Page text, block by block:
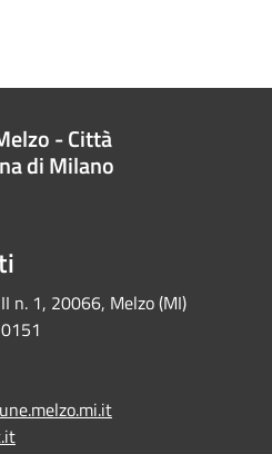
- Città
di Milano
n. 1, 20066, Melzo (MI)